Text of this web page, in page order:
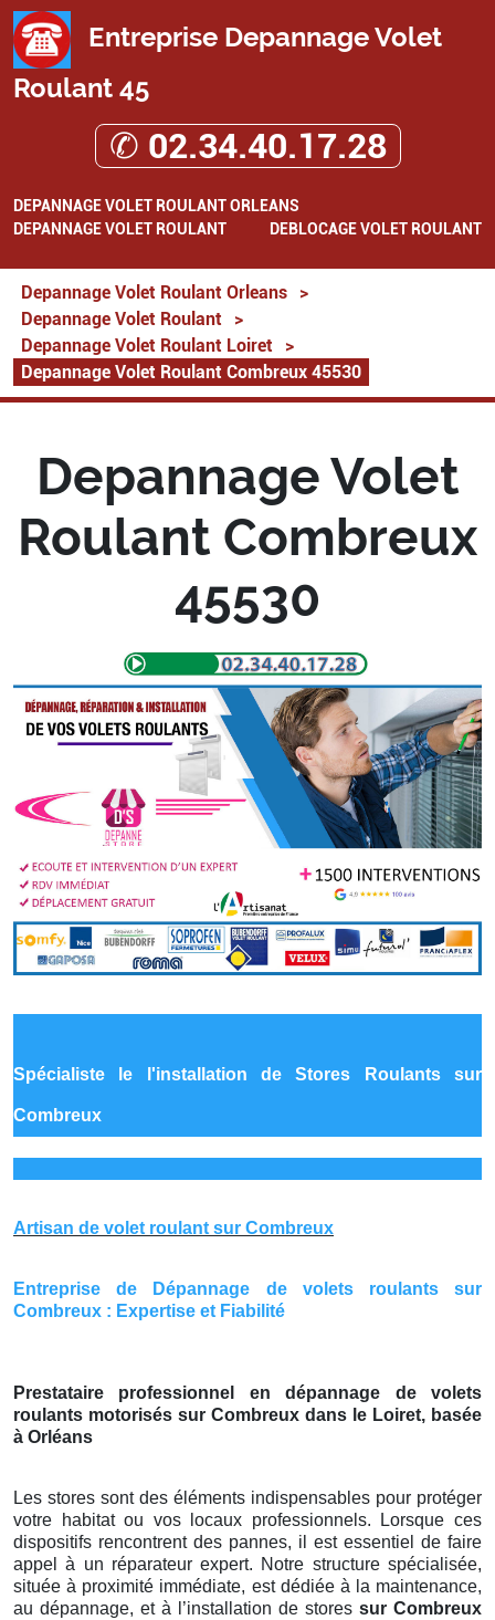
Entreprise Depannage Volet
Roulant 45
✆ 02.34.40.17.28
DEPANNAGE VOLET ROULANT ORLEANS
DEPANNAGE VOLET ROULANT
DEBLOCAGE VOLET ROULANT
Depannage Volet Roulant Orleans
>
Depannage Volet Roulant
>
Depannage Volet Roulant Loiret
>
Depannage Volet Roulant Combreux 45530
Depannage Volet
Roulant Combreux
45530
Spécialiste le l'installation de Stores Roulants sur
Combreux
Artisan de volet roulant sur Combreux
Entreprise de Dépannage de volets roulants sur
Combreux : Expertise et Fiabilité
Prestataire professionnel en dépannage de volets
roulants motorisés sur Combreux dans le Loiret, basée
à Orléans
Les stores sont des éléments indispensables pour protéger
votre habitat ou vos locaux professionnels. Lorsque ces
dispositifs rencontrent des pannes, il est essentiel de faire
appel à un réparateur expert. Notre structure spécialisée,
située à proximité immédiate, est dédiée à la maintenance,
au dépannage, et à l’installation de stores sur Combreux